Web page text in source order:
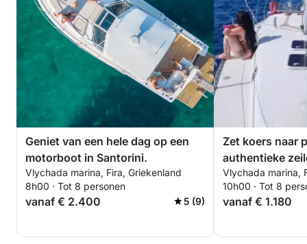
Geniet van een hele dag op een
motorboot in Santorini.
Vlychada marina, Fira, Griekenland
8h00 · Tot 8 personen
vanaf € 2.400 5 (9)
Zet koers naar
authentieke
Vlychada marina,
10h00 · Tot 8
vanaf € 1.180